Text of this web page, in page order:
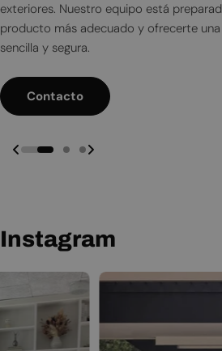
Reserva Una Presentación En
exteriores. Nuestro equipo está
producto más adecuado y ofrecerte
sencilla y segura.
Contacto
Leer Más
Reserva Una Presentación En
exteriores. Nuestro equipo está
producto más adecuado y ofrecerte
sencilla y segura.
Contacto
Instagram